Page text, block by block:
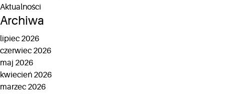
Aktualności
Archiwa
lipiec 2026
czerwiec 2026
maj 2026
kwiecień 2026
marzec 2026